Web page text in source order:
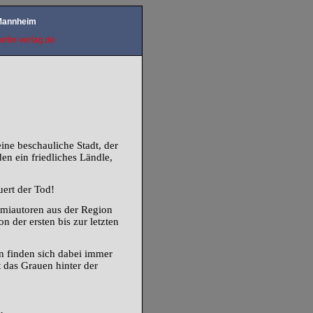
verlag.de
beschauliche Stadt, der
ein friedliches Ländle,
der Tod!
aus der Region
der ersten bis zur letzten
finden sich dabei immer
Grauen hinter der